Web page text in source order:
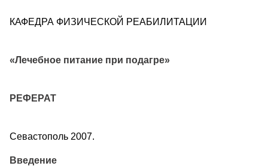
КАФЕДРА ФИЗИЧЕСКОЙ РЕАБИЛИТАЦИИ
«Лечебное питание при подагре»
РЕФЕРАТ
Севастополь 2007.
Введение